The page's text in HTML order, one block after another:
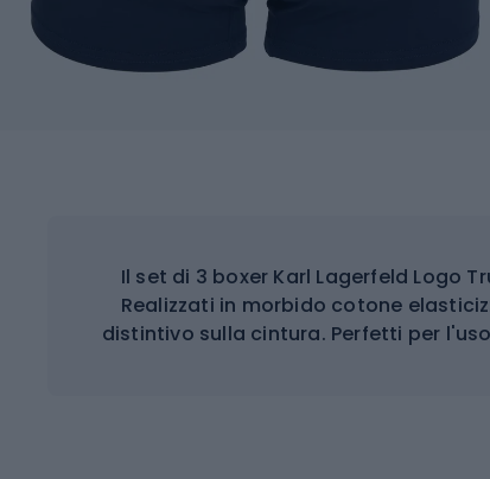
Il set di 3 boxer Karl Lagerfeld Logo
Realizzati in morbido cotone
distintivo sulla cintura. Perfetti per